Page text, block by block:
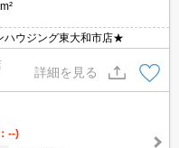
ハウジング東大和市店★
詳細を見る
--)